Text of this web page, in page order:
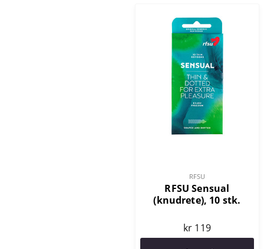
RFSU
RFSU Sensual
(knudrete), 10 stk.
kr 119